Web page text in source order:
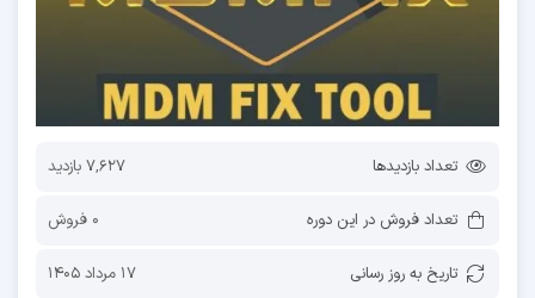
تعداد بازدیدها 7,627 بازدید
تعداد فروش در این دوره 0 فروش
تاریخ به روز رسانی 17 مرداد 1405